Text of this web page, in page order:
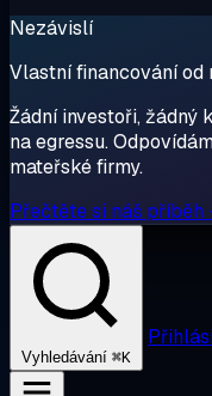
Nezávislí
Vlastní financování
Žádní investoři,
na egressu.
mateřské firmy.
Přečtěte si náš příběh
Vyhledávání ⌘K